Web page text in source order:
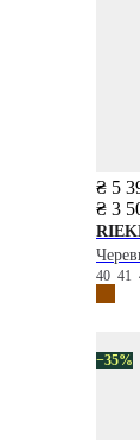
₴ 5
₴ 3
40 41
−35%